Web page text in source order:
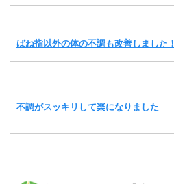
ばね指以外の体の不調も改善しました！
不調がスッキリして楽になりました